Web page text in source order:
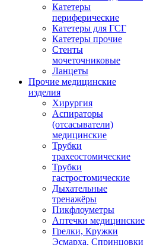
Катетеры
периферические
Катетеры для ГСГ
Катетеры прочие
Стенты
мочеточниковые
Ланцеты
Прочие медицинские
изделия
Хирургия
Аспираторы
(отсасыватели)
медицинские
Трубки
трахеостомические
Трубки
гастростомические
Дыхательные
тренажёры
Пикфлоуметры
Аптечки медицинские
Грелки, Кружки
Эсмарха, Спринцовки